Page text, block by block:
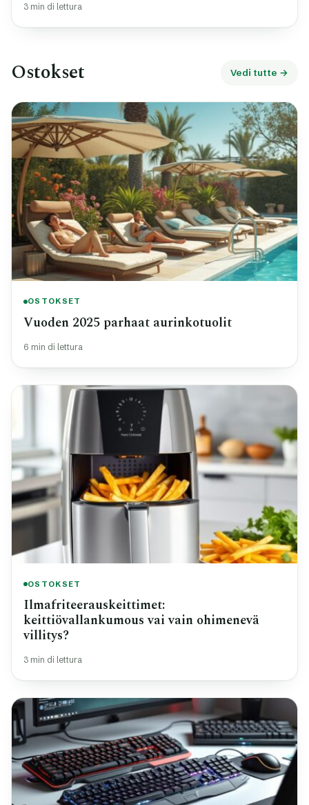
3 min di lettura
Ostokset Vedi tutte →
OSTOKSET
Vuoden 2025 parhaat aurinkotuolit
6 min di lettura
OSTOKSET
Ilmafriteerauskeittimet:
keittiövallankumous vai vain ohimenevä
villitys?
3 min di lettura